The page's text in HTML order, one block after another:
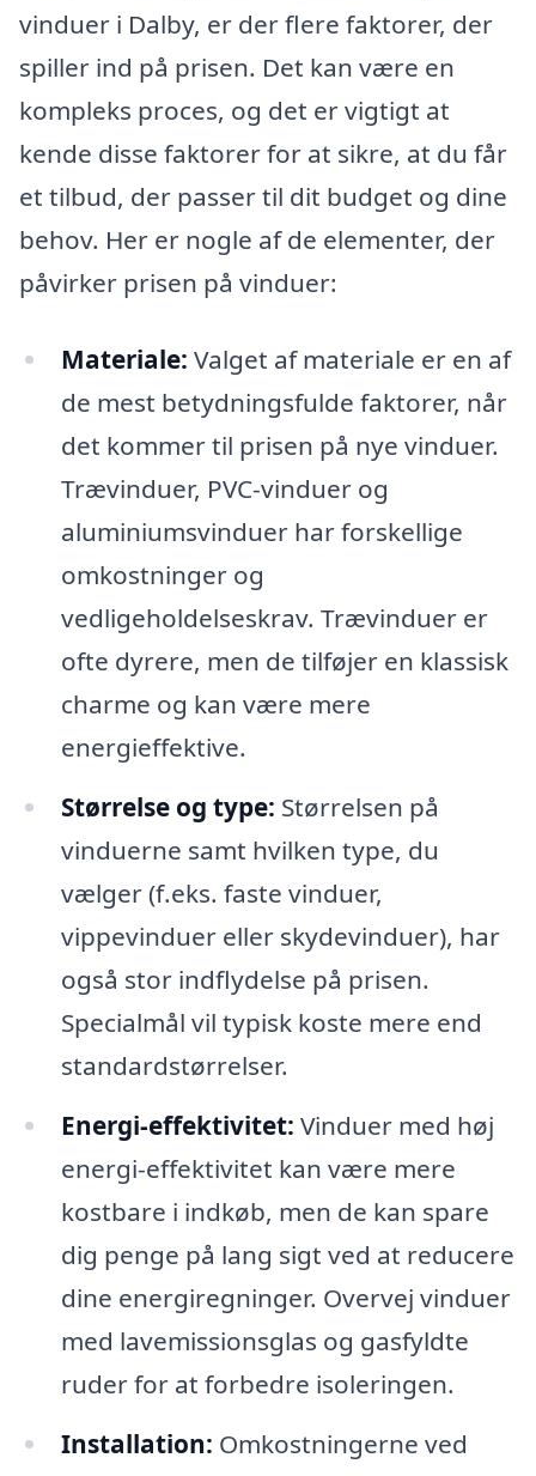
vinduer i Dalby, er der flere faktorer, der
spiller ind på prisen. Det kan være en
kompleks proces, og det er vigtigt at
kende disse faktorer for at sikre, at du får
et tilbud, der passer til dit budget og dine
behov. Her er nogle af de elementer, der
påvirker prisen på vinduer:
Materiale: Valget af materiale er en af
de mest betydningsfulde faktorer, når
det kommer til prisen på nye vinduer.
Trævinduer, PVC-vinduer og
aluminiumsvinduer har forskellige
omkostninger og
vedligeholdelseskrav. Trævinduer er
ofte dyrere, men de tilføjer en klassisk
charme og kan være mere
energieffektive.
Størrelse og type: Størrelsen på
vinduerne samt hvilken type, du
vælger (f.eks. faste vinduer,
vippevinduer eller skydevinduer), har
også stor indflydelse på prisen.
Specialmål vil typisk koste mere end
standardstørrelser.
Energi-effektivitet: Vinduer med høj
energi-effektivitet kan være mere
kostbare i indkøb, men de kan spare
dig penge på lang sigt ved at reducere
dine energiregninger. Overvej vinduer
med lavemissionsglas og gasfyldte
ruder for at forbedre isoleringen.
Installation: Omkostningerne ved